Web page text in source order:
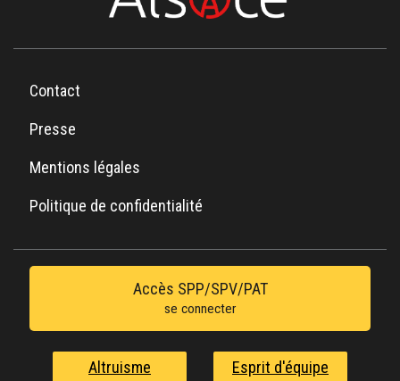
Contact
Presse
Mentions légales
Politique de confidentialité
Accès SPP/SPV/PAT
se connecter
Altruisme Esprit d'équipe